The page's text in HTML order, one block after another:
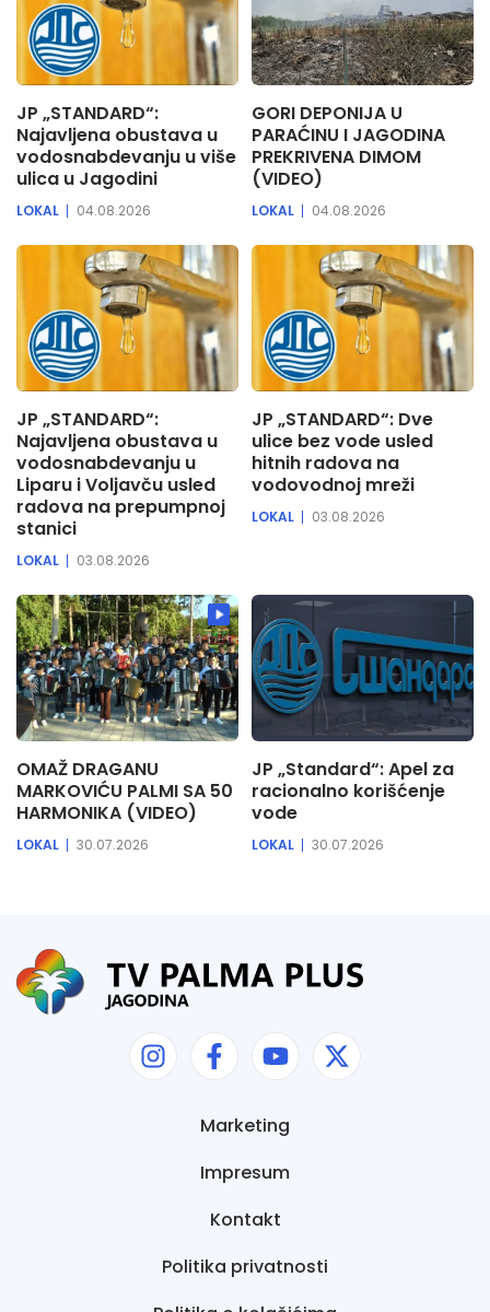
JP „STANDARD“:
Najavljena obustava u
vodosnabdevanju u više
ulica u Jagodini
LOKAL 04.08.2026
GORI DEPONIJA U
PARAĆINU I JAGODINA
PREKRIVENA DIMOM
(VIDEO)
LOKAL 04.08.2026
JP „STANDARD“:
Najavljena obustava u
vodosnabdevanju u
Liparu i Voljavču usled
radova na prepumpnoj
stanici
LOKAL 03.08.2026
JP „STANDARD“: Dve
ulice bez vode usled
hitnih radova na
vodovodnoj mreži
LOKAL 03.08.2026
OMAŽ DRAGANU
MARKOVIĆU PALMI SA 50
HARMONIKA (VIDEO)
LOKAL 30.07.2026
JP „Standard“: Apel za
racionalno korišćenje
vode
LOKAL 30.07.2026
Marketing
Impresum
Kontakt
Politika privatnosti